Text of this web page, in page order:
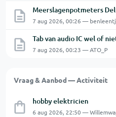
Meerslagenpotmeters
7 aug 2026, 00:26 —
Tab van audio IC wel of
7 aug 2026, 00:23 — ATO_P
Vraag & Aanbod — Activiteit
hobby elektricien
6 aug 2026, 22:50 —